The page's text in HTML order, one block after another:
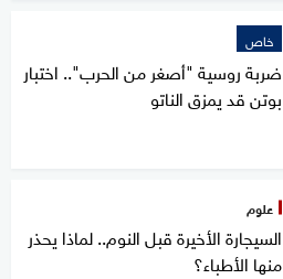
خاص
ضربة روسية "أصغر من الحرب".. اختبار
بوتن قد يمزق الناتو
علوم
السيجارة الأخيرة قبل النوم.. لماذا يحذر
منها الأطباء؟